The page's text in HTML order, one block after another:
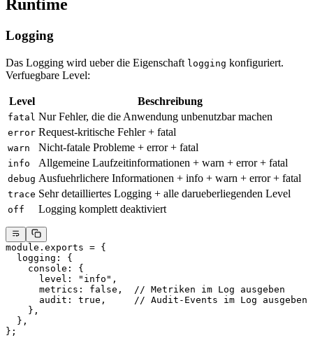
Runtime
Logging
Das Logging wird ueber die Eigenschaft logging konfiguriert.
Verfuegbare Level:
Level Beschreibung
fatal Nur Fehler, die die Anwendung unbenutzbar machen
error Request-kritische Fehler + fatal
warn Nicht-fatale Probleme + error + fatal
info Allgemeine Laufzeitinformationen + warn + error + fatal
debug Ausfuehrlichere Informationen + info + warn + error + fatal
trace Sehr detailliertes Logging + alle darueberliegenden Level
off Logging komplett deaktiviert
module . exports = {
  logging: {
    console: {
      level:
"info" ,
      metrics:
false , // Metriken im Log ausgeben
      audit:
true , // Audit-Events im Log ausgeben
    },
  },
};